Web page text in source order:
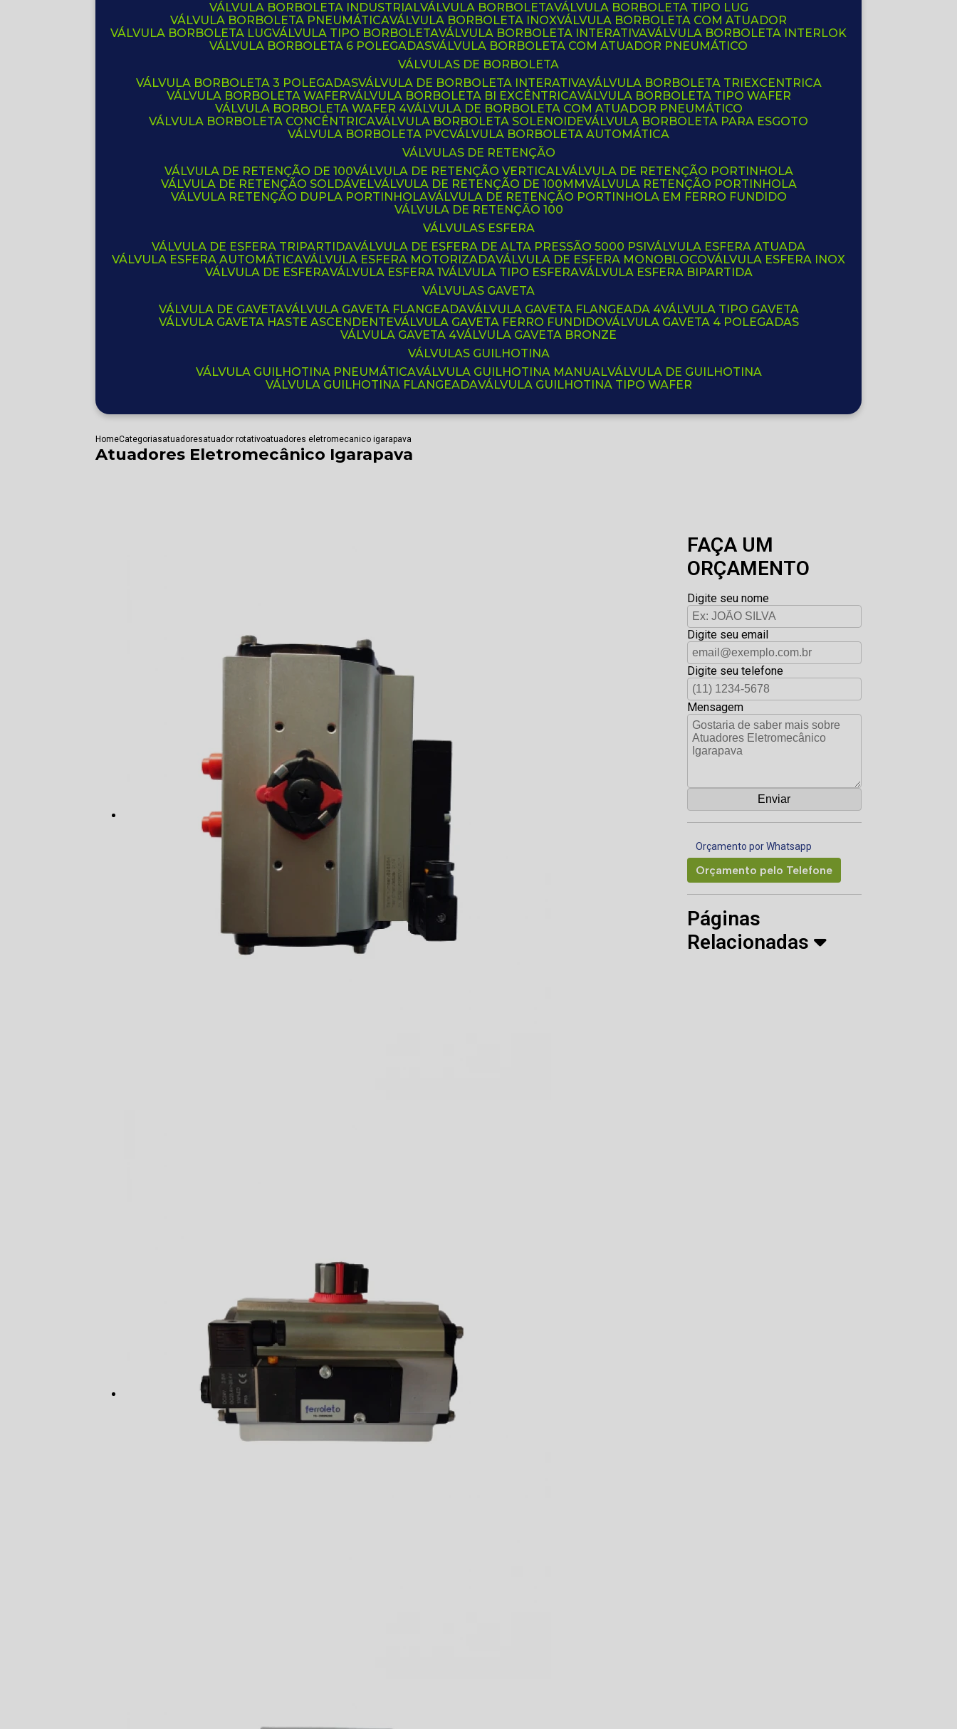
VÁLVULA BORBOLETA INDUSTRIAL VÁLVULA BORBOLETA VÁLVULA BORBOLETA TIPO LUG
VÁLVULA BORBOLETA PNEUMÁTICA VÁLVULA BORBOLETA INOX VÁLVULA BORBOLETA COM ATUADOR
VÁLVULA BORBOLETA LUG VÁLVULA TIPO BORBOLETA VÁLVULA BORBOLETA INTERATIVA VÁLVULA BORBOLETA INTERLOK
VÁLVULA BORBOLETA 6 POLEGADAS VÁLVULA BORBOLETA COM ATUADOR PNEUMÁTICO
VÁLVULAS DE BORBOLETA
VÁLVULA BORBOLETA 3 POLEGADAS VÁLVULA DE BORBOLETA INTERATIVA VÁLVULA BORBOLETA TRIEXCENTRICA
VÁLVULA BORBOLETA WAFER VÁLVULA BORBOLETA BI EXCÊNTRICA VÁLVULA BORBOLETA TIPO WAFER
VÁLVULA BORBOLETA WAFER 4 VÁLVULA DE BORBOLETA COM ATUADOR PNEUMÁTICO
VÁLVULA BORBOLETA CONCÊNTRICA VÁLVULA BORBOLETA SOLENOIDE VÁLVULA BORBOLETA PARA ESGOTO
VÁLVULA BORBOLETA PVC VÁLVULA BORBOLETA AUTOMÁTICA
VÁLVULAS DE RETENÇÃO
VÁLVULA DE RETENÇÃO DE 100 VÁLVULA DE RETENÇÃO VERTICAL VÁLVULA DE RETENÇÃO PORTINHOLA
VÁLVULA DE RETENÇÃO SOLDÁVEL VÁLVULA DE RETENÇÃO DE 100MM
VÁLVULA RETENÇÃO PORTINHOLA
VÁLVULA RETENÇÃO DUPLA PORTINHOLA VÁLVULA DE RETENÇÃO PORTINHOLA EM FERRO FUNDIDO
VÁLVULA DE RETENÇÃO 100
VÁLVULAS ESFERA
VÁLVULA DE ESFERA TRIPARTIDA VÁLVULA DE ESFERA DE ALTA PRESSÃO 5000 PSI VÁLVULA ESFERA ATUADA
VÁLVULA ESFERA AUTOMÁTICA VÁLVULA ESFERA MOTORIZADA VÁLVULA DE ESFERA MONOBLOCO VÁLVULA ESFERA INOX
VÁLVULA DE ESFERA VÁLVULA ESFERA 1 VÁLVULA TIPO ESFERA VÁLVULA ESFERA BIPARTIDA
VÁLVULAS GAVETA
VÁLVULA DE GAVETA VÁLVULA GAVETA FLANGEADA VÁLVULA GAVETA FLANGEADA 4 VÁLVULA TIPO GAVETA
VÁLVULA GAVETA HASTE ASCENDENTE VÁLVULA GAVETA FERRO FUNDIDO VÁLVULA GAVETA 4 POLEGADAS
VÁLVULA GAVETA 4 VÁLVULA GAVETA BRONZE
VÁLVULAS GUILHOTINA
VÁLVULA GUILHOTINA PNEUMÁTICA VÁLVULA GUILHOTINA MANUAL VÁLVULA DE GUILHOTINA
VÁLVULA GUILHOTINA FLANGEADA VÁLVULA GUILHOTINA TIPO WAFER
HomeCategoriasatuadoresatuador rotativoatuadores eletromecanico igarapava
Atuadores Eletromecânico Igarapava
FAÇA UM
ORÇAMENTO
Digite seu nome
Digite seu email
Digite seu telefone
Mensagem
Orçamento por Whatsapp
Orçamento pelo Telefone
Páginas
Relacionadas